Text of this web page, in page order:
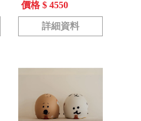
CAPOO N-806
價格 $ 4550
詳細資料